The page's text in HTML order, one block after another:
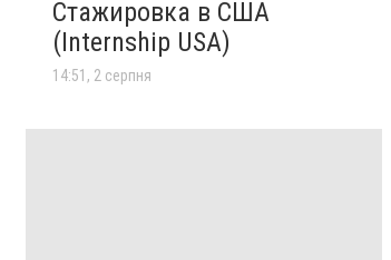
Стажировка в США
(Internship USA)
14:51, 2 серпня